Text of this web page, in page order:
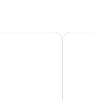
que tiene una
diario.
Don